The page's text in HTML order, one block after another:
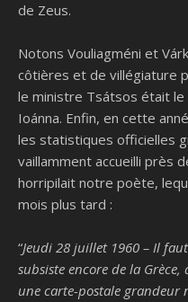
de Zeus.
Notons Vouliagméni et
côtières et de villégiature
le ministre Tsátsos était
Ioánna. Enfin, en cette
les statistiques officielles
vaillamment accueilli près
horripilait notre poète,
mois plus tard :
“Jeudi 28 juillet 1960 – Il
subsiste encore de la
une carte-postale grandeur